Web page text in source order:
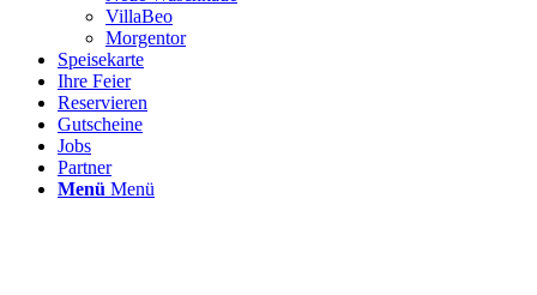
VillaBeo
Morgentor
Speisekarte
Ihre Feier
Reservieren
Gutscheine
Jobs
Partner
Menü Menü